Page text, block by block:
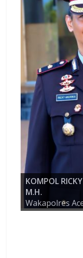
AKBP ZULFA
KAPOLRES ACEH
KOMPOL
M.H.
Wakapolres